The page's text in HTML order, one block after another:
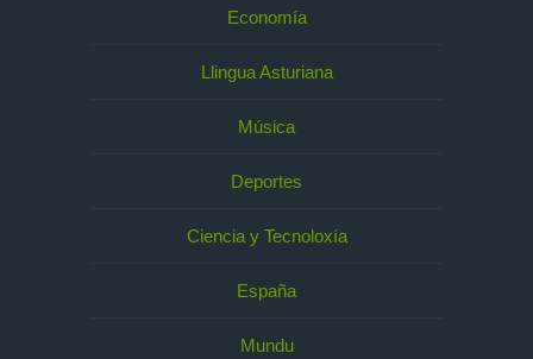
Economía
Llingua Asturiana
Música
Deportes
Ciencia y Tecnoloxía
España
Mundu